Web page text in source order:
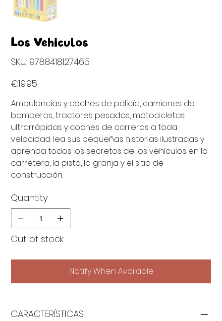
Los Vehiculos
SKU: 9788418127465
9788418127465
€19.95
Ambulancias y coches de policía, camiones de
bomberos, tractores pesados, motocicletas
ultrarrápidas y coches de carreras a toda
velocidad: lea sus pequeñas historias ilustradas y
aprenda todos los secretos de los vehículos en la
carretera, la pista, la granja y el sitio de
construcción.
Quantity
Out of stock
Notify When Available
CARACTERÍSTICAS